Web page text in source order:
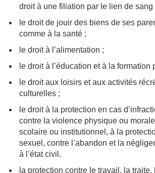
droit à une filiation par le lien de
le droit de jouir des biens de ses
comme à la santé ;
le droit à l’alimentation ;
le droit à l’éducation et à la formation
le droit aux loisirs et aux activités
culturelles ;
le droit à la protection en cas
contre la violence physique ou
scolaire ou institutionnel, à la
sexuel, contre l’abandon et la
à l’état civil.
la protection contre le travail, la traite,